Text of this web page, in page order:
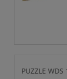
PUZZLE